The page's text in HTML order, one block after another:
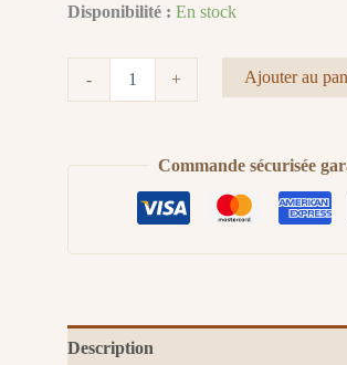
Disponibilité : En stock
- + Ajouter au
Commande sécurisée
Description